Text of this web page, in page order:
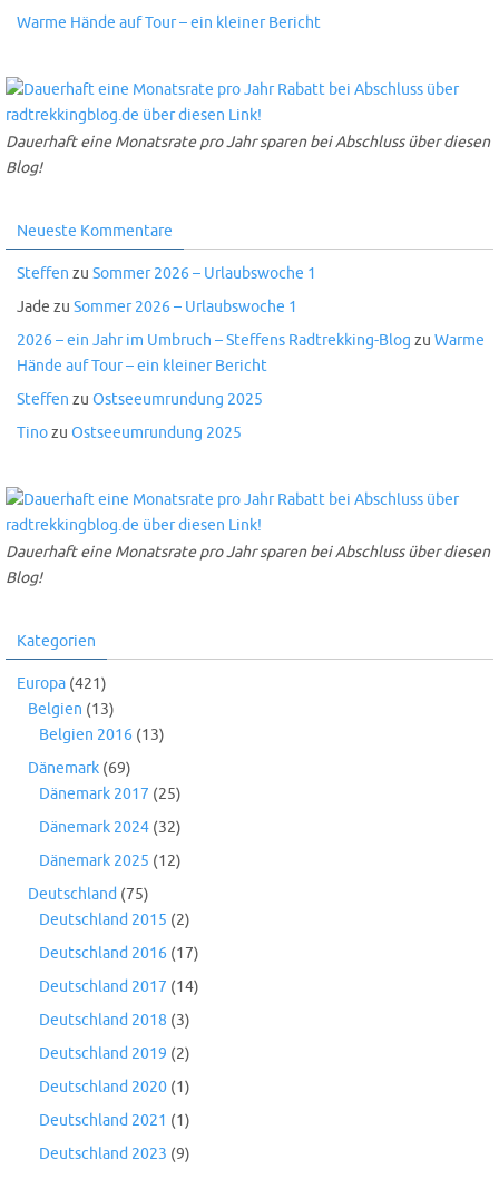
Warme Hände auf Tour – ein kleiner Bericht
Dauerhaft eine Monatsrate pro Jahr sparen bei Abschluss über diesen
Blog!
Neueste Kommentare
Steffen zu Sommer 2026 – Urlaubswoche 1
Jade zu Sommer 2026 – Urlaubswoche 1
2026 – ein Jahr im Umbruch – Steffens Radtrekking-Blog zu Warme
Hände auf Tour – ein kleiner Bericht
Steffen zu Ostseeumrundung 2025
Tinozu Ostseeumrundung 2025
Dauerhaft eine Monatsrate pro Jahr sparen bei Abschluss über diesen
Blog!
Kategorien
Europa (421)
Belgien (13)
Belgien 2016 (13)
Dänemark (69)
Dänemark 2017 (25)
Dänemark 2024 (32)
Dänemark 2025 (12)
Deutschland (75)
Deutschland 2015 (2)
Deutschland 2016 (17)
Deutschland 2017 (14)
Deutschland 2018 (3)
Deutschland 2019 (2)
Deutschland 2020 (1)
Deutschland 2021 (1)
Deutschland 2023 (9)